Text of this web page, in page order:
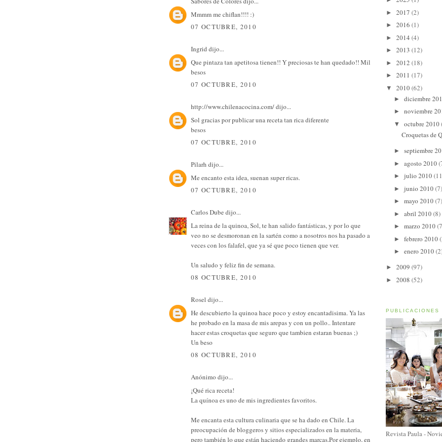
Mmmm me chiflan!!!! :)
07 OCTUBRE, 2010
Ingrid dijo...
Que pintaza tan apetitosa tienen!! Y preciosas te han quedado!! Mil
besos
07 OCTUBRE, 2010
http://www.chilenacocina.com/dijo...
Sol gracias por publicar una receta tan rica diferente
besos
07 OCTUBRE, 2010
Pilarh dijo...
Me encanto esta idea, suenan super ricas.
07 OCTUBRE, 2010
Carlos Dube dijo...
La reina de la quinoa, Sol, te han salido fantásticas, y por lo que
veo no se desmoronan en la sartén como a nosotros nos ha pasado a
veces con los falafel, que ya sé que poco tienen que ver.
Un saludo y feliz fin de semana.
08 OCTUBRE, 2010
Rosel dijo...
He descubierto la quinoa hace poco y estoy encantadisima. Ya las
he probado en la masa de mis arepas y con un pollo.. Intentare
hacer estas croquetas que seguro que tambien estaran buenas ;)
Un beso
08 OCTUBRE, 2010
Anónimo dijo...
¡Qué rica receta!
La quínoa es uno de mis ingredientes favoritos.
Me encanta esta cultura culinaria que se ha dado en Chile. La
preocupación de bloggeros y sitios especializados en la materia,
pero también lo que están haciendo grandes marcas.Por ejemplo, en
► 2017 (2)
► 2016 (1)
► 2014 (4)
► 2013 (12)
► 2012 (18)
► 2011 (17)
▼ 2010(62)
► diciembre
► noviembre
▼ octubre 2010
Croquetas de
► septiembre
► agosto 2010
► julio 2010
► junio 2010(7)
► mayo 2010(7)
► abril 2010(8)
► marzo 2010
► febrero 2010
► enero 2010
► 2009 (97)
► 2008 (52)
PUBLICACIONES
Revista Paula -